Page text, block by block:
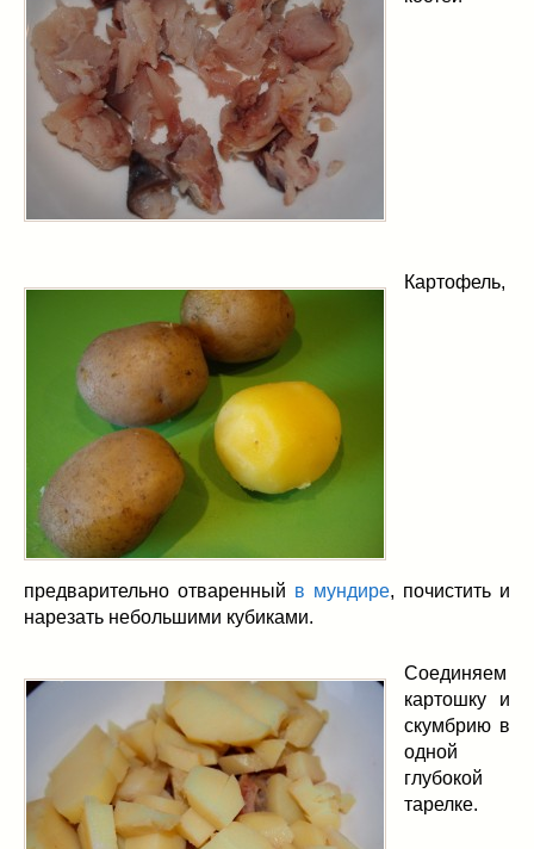
Картофель,
предварительно отваренный в мундире, почистить и
нарезать небольшими кубиками.
Соединяем
картошку и
скумбрию в
одной
глубокой
тарелке.